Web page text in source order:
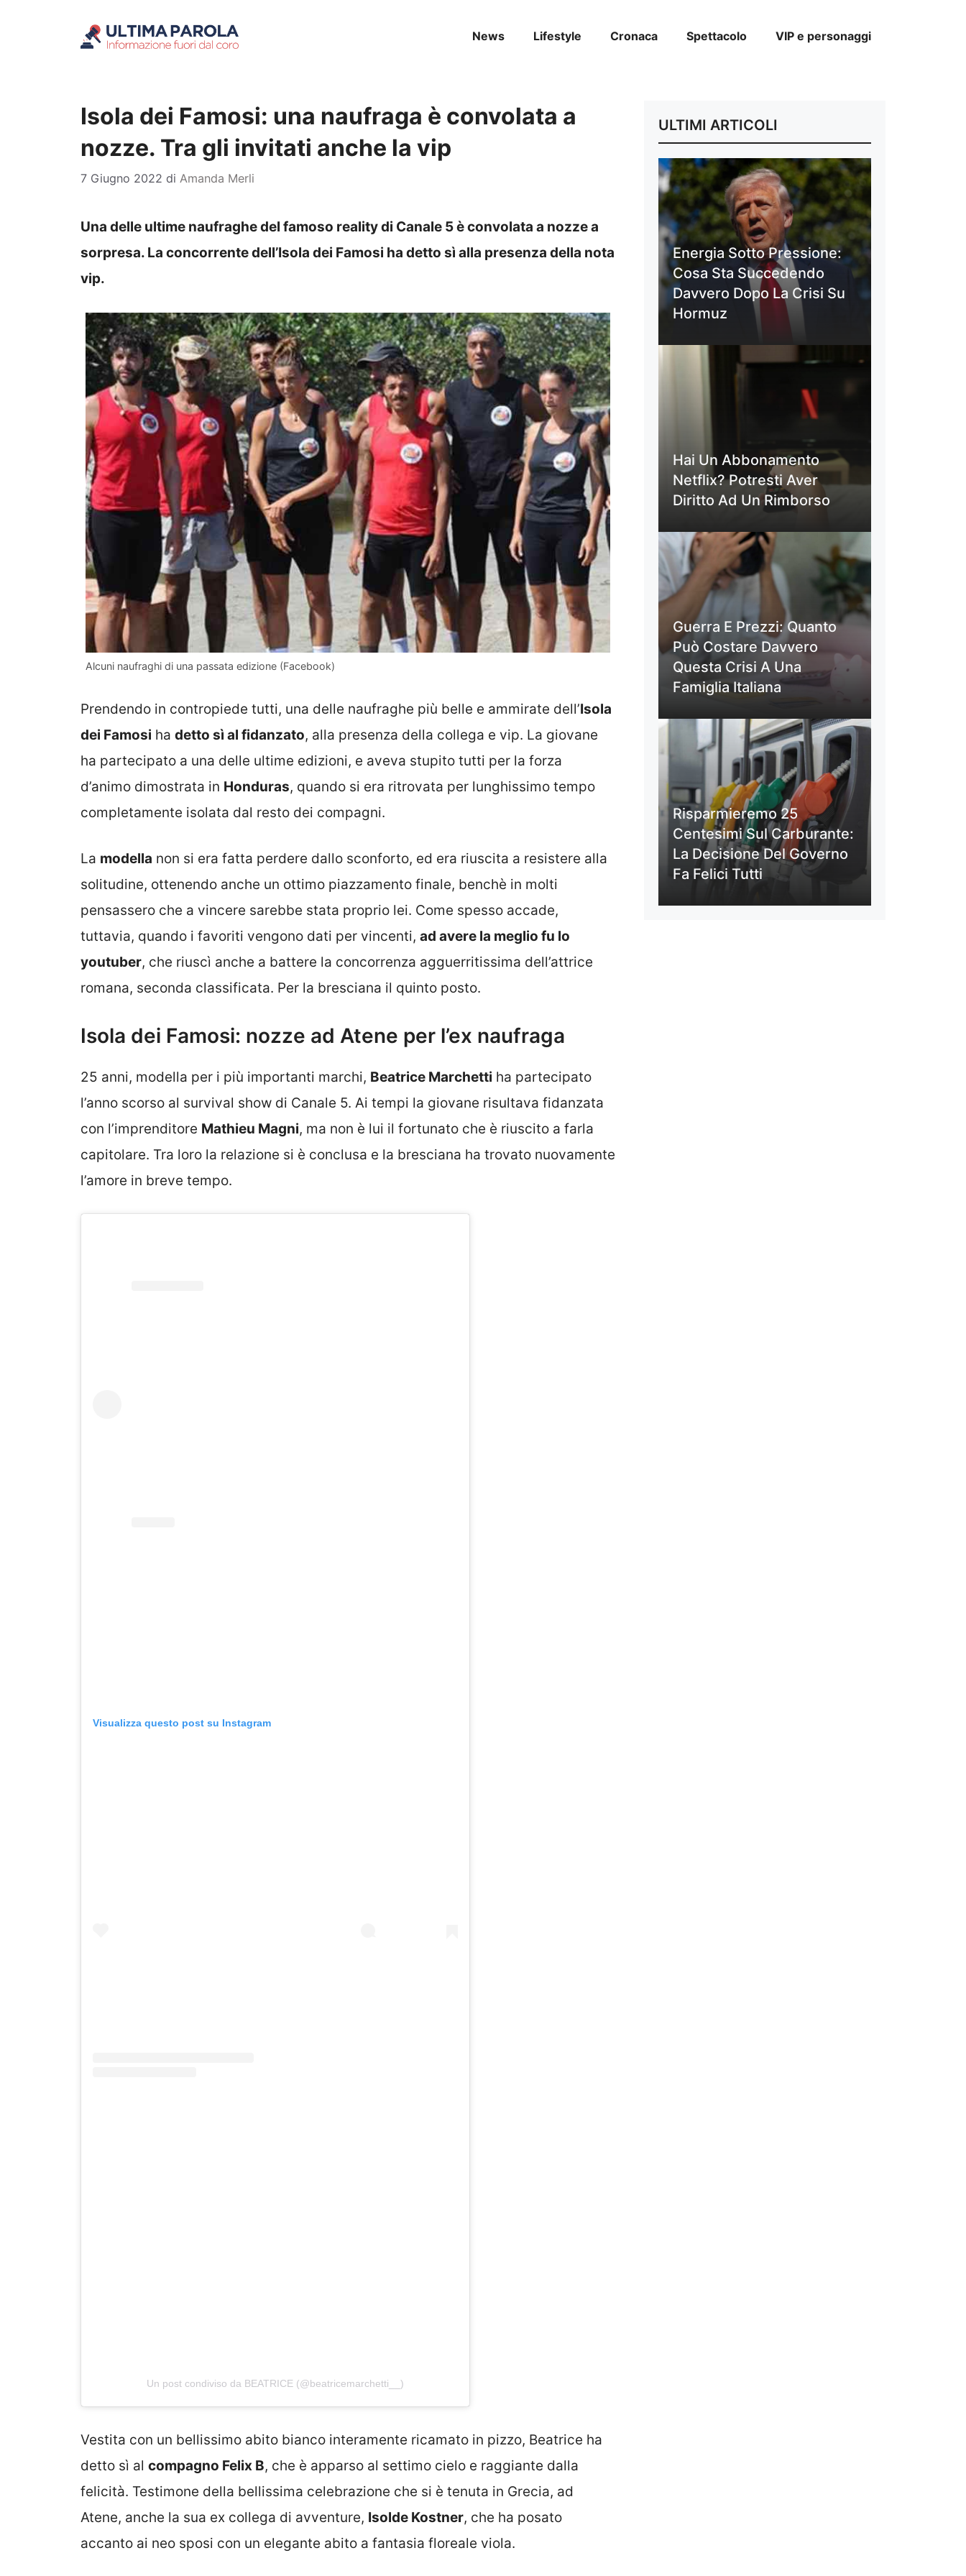
News Lifestyle Cronaca Spettacolo VIP e personaggi
Isola dei Famosi: una naufraga è convolata a
nozze. Tra gli invitati anche la vip
7 Giugno 2022 di Amanda Merli
Una delle ultime naufraghe del famoso reality di Canale 5 è convolata a nozze a
sorpresa. La concorrente dell’Isola dei Famosi ha detto sì alla presenza della nota
vip.
Alcuni naufraghi di una passata edizione (Facebook)
Prendendo in contropiede tutti, una delle naufraghe più belle e ammirate dell’Isola
dei Famosi ha detto sì al fidanzato, alla presenza della collega e vip. La giovane
ha partecipato a una delle ultime edizioni, e aveva stupito tutti per la forza
d’animo dimostrata in Honduras, quando si era ritrovata per lunghissimo tempo
completamente isolata dal resto dei compagni.
La modella non si era fatta perdere dallo sconforto, ed era riuscita a resistere alla
solitudine, ottenendo anche un ottimo piazzamento finale, benchè in molti
pensassero che a vincere sarebbe stata proprio lei. Come spesso accade,
tuttavia, quando i favoriti vengono dati per vincenti, ad avere la meglio fu lo
youtuber, che riuscì anche a battere la concorrenza agguerritissima dell’attrice
romana, seconda classificata. Per la bresciana il quinto posto.
Isola dei Famosi: nozze ad Atene per l’ex naufraga
25 anni, modella per i più importanti marchi, Beatrice Marchetti ha partecipato
l’anno scorso al survival show di Canale 5. Ai tempi la giovane risultava fidanzata
con l’imprenditore Mathieu Magni, ma non è lui il fortunato che è riuscito a farla
capitolare. Tra loro la relazione si è conclusa e la bresciana ha trovato nuovamente
l’amore in breve tempo.
Visualizza questo post su Instagram
Un post condiviso da BEATRICE (@beatricemarchetti__)
Vestita con un bellissimo abito bianco interamente ricamato in pizzo, Beatrice ha
detto sì al compagno Felix B, che è apparso al settimo cielo e raggiante dalla
felicità. Testimone della bellissima celebrazione che si è tenuta in Grecia, ad
Atene, anche la sua ex collega di avventure, Isolde Kostner, che ha posato
accanto ai neo sposi con un elegante abito a fantasia floreale viola.
ULTIMI ARTICOLI
Energia Sotto Pressione:
Cosa Sta Succedendo
Davvero Dopo La Crisi Su
Hormuz
Hai Un Abbonamento
Netflix? Potresti Aver
Diritto Ad Un Rimborso
Guerra E Prezzi: Quanto
Può Costare Davvero
Questa Crisi A Una
Famiglia Italiana
Risparmieremo 25
Centesimi Sul Carburante:
La Decisione Del Governo
Fa Felici Tutti